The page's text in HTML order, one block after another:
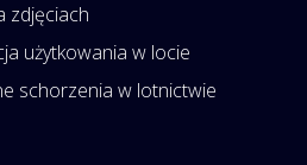
zdjęciach
użytkowania w locie
schorzenia w lotnictwie